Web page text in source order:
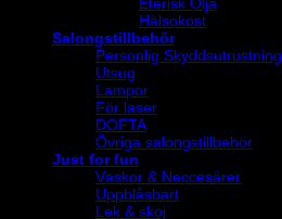
Hälsokost
Salongstillbehör
Personlig Skyddsutrustning
Utsug
Lampor
För laser
DOFTA
Övriga salongstillbehör
Just for fun
Väskor & Neccesärer
Uppblåsbart
Lek & skoj